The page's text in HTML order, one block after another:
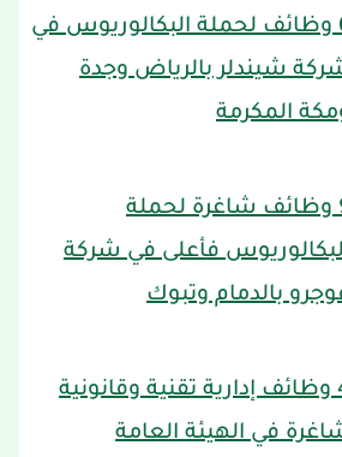
6 وظائف لحملة البكالوريوس في
شيندلر بالرياض وجدة
المكرمة
9 وظائف شاغرة لحملة
فأعلى في شركة
بالدمام وتبوك
4 وظائف إدارية تقنية وقانونية
في الهيئة العامة